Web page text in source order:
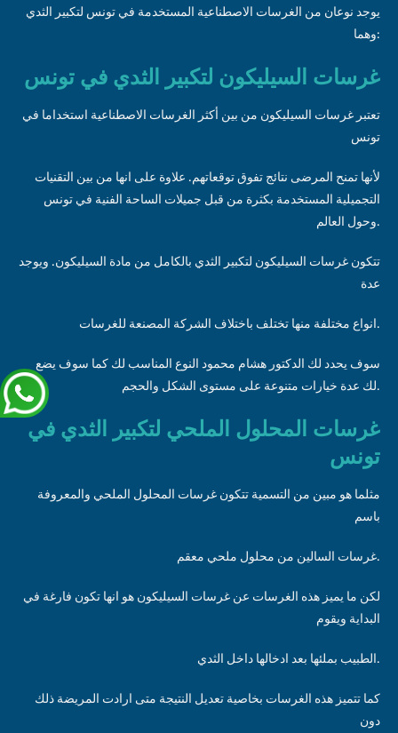
يوجد نوعان من الغرسات الاصطناعية المستخدمة في تونس لتكبير الثدي
وهما:
غرسات السيليكون لتكبير الثدي في تونس
تعتبر غرسات السيليكون من بين أكثر الغرسات الاصطناعية استخداما في
تونس
لأنها تمنح المرضى نتائج تفوق توقعاتهم. علاوة على انها من بين التقنيات
التجميلية المستخدمة بكثرة من قبل جميلات الساحة الفنية في تونس
وحول العالم.
تتكون غرسات السيليكون لتكبير الثدي بالكامل من مادة السيليكون. ويوجد
عدة
انواع مختلفة منها تختلف باختلاف الشركة المصنعة للغرسات.
لك عدة خيارات متنوعة على مستوى الشكل والحجم.
غرسات المحلول الملحي لتكبير الثدي في
تونس
مثلما هو مبين من التسمية تتكون غرسات المحلول الملحي والمعروفة
باسم
غرسات السالين من محلول ملحي معقم.
لكن ما يميز هذه الغرسات عن غرسات السيليكون هو انها تكون فارغة في
البداية ويقوم
الطبيب بملئها بعد ادخالها داخل الثدي.
كما تتميز هذه الغرسات بخاصية تعديل النتيجة متى ارادت المريضة ذلك
دون